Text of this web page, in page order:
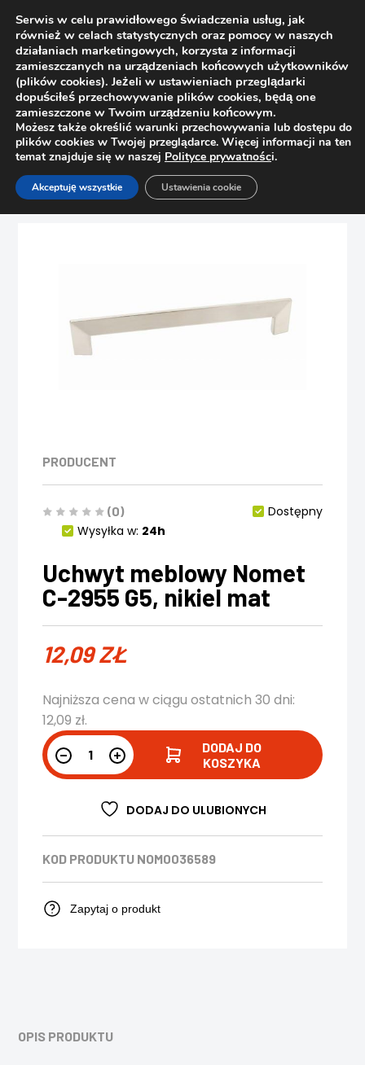
Strona główna Sklep
Uchwyty
Uchwyt meblowy Nomet C-2955 G5, nikiel mat
PRODUCENT
(0)
Dostępny
Wysyłka w: 24h
Uchwyt meblowy Nomet
C-2955 G5, nikiel mat
12,09ZŁ
Najniższa cena w ciągu ostatnich 30 dni:
12,09 zł.
DODAJ DO
KOSZYKA
DODAJ DO ULUBIONYCH
KOD PRODUKTU NOM0036589
Zapytaj o produkt
OPIS PRODUKTU
Serwis w celu prawidłowego świadczenia usług, jak
również w celach statystycznych oraz pomocy w naszych
działaniach marketingowych, korzysta z informacji
zamieszczanych na urządzeniach końcowych użytkowników
(plików cookies). Jeżeli w ustawieniach przeglądarki
dopuściłeś przechowywanie plików cookies, będą one
zamieszczone w Twoim urządzeniu końcowym.
Możesz także określić warunki przechowywania lub dostępu do
plików cookies w Twojej przeglądarce. Więcej informacji na ten
temat znajduje się w naszej Polityce prywatności.
Akceptuję wszystkie Ustawienia cookie